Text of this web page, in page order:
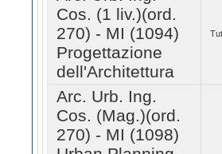
Cos. (1 liv.)(ord.
270) - MI (1094)
Progettazione
dell'Architettura
Arc. Urb. Ing.
Cos. (Mag.)(ord.
270) - MI (1098)